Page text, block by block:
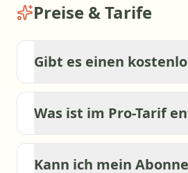
Preise & Tarife
Gibt es einen
Was ist im Pro-Tarif
Kann ich mein